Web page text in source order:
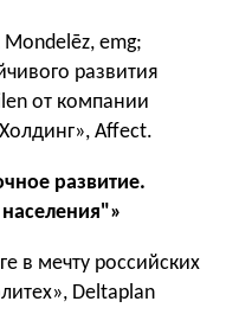
emg;
развития
от компании
Affect.
развитие.
в мечту российских
Deltaplan